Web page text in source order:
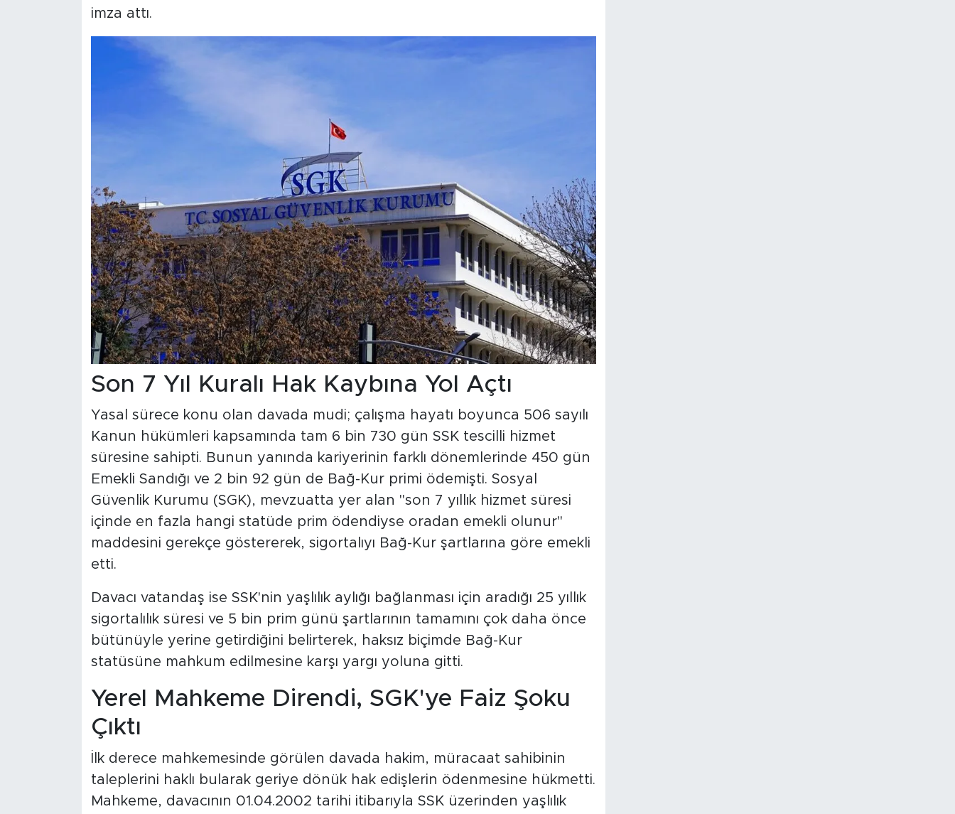
imza attı.
Son 7 Yıl Kuralı Hak Kaybına Yol Açtı
Yasal sürece konu olan davada mudi; çalışma hayatı boyunca 506 sayılı
Kanun hükümleri kapsamında tam 6 bin 730 gün SSK tescilli hizmet
süresine sahipti. Bunun yanında kariyerinin farklı dönemlerinde 450 gün
Emekli Sandığı ve 2 bin 92 gün de Bağ-Kur primi ödemişti. Sosyal
Güvenlik Kurumu (SGK), mevzuatta yer alan "son 7 yıllık hizmet süresi
içinde en fazla hangi statüde prim ödendiyse oradan emekli olunur"
maddesini gerekçe göstererek, sigortalıyı Bağ-Kur şartlarına göre emekli
etti.
Davacı vatandaş ise SSK'nin yaşlılık aylığı bağlanması için aradığı 25 yıllık
sigortalılık süresi ve 5 bin prim günü şartlarının tamamını çok daha önce
bütünüyle yerine getirdiğini belirterek, haksız biçimde Bağ-Kur
statüsüne mahkum edilmesine karşı yargı yoluna gitti.
Yerel Mahkeme Direndi, SGK'ye Faiz Şoku
Çıktı
İlk derece mahkemesinde görülen davada hakim, müracaat sahibinin
taleplerini haklı bularak geriye dönük hak edişlerin ödenmesine hükmetti.
Mahkeme, davacının 01.04.2002 tarihi itibarıyla SSK üzerinden yaşlılık